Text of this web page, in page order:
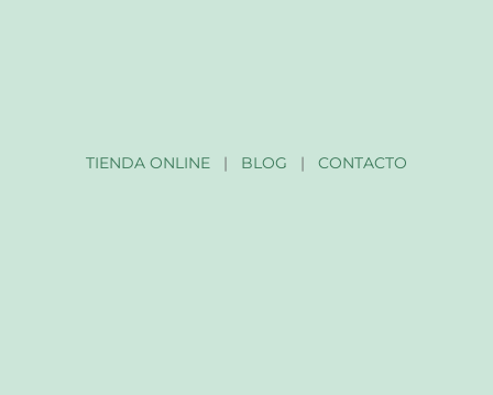
TIENDA ONLINE| BLOG | CONTACTO